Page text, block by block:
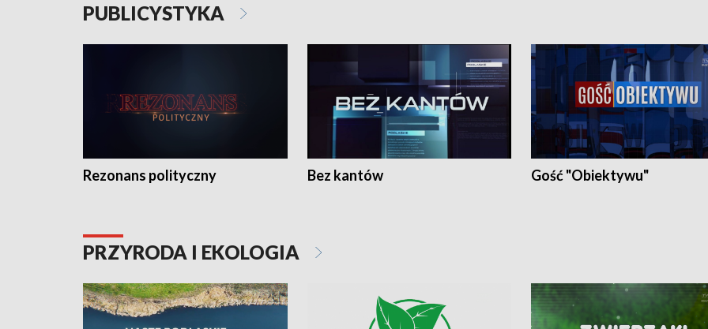
PUBLICYSTYKA
Rezonans polityczny Bez kantów Gość "Obiektywu"
PRZYRODA I EKOLOGIA